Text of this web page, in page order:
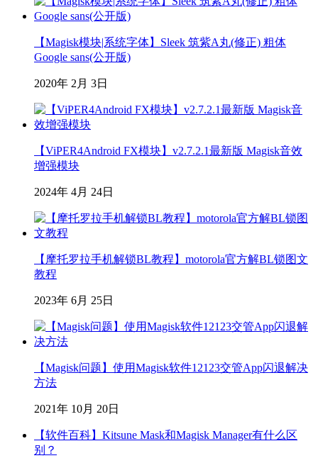
【Magisk模块|系统字体】Sleek 筑紫A丸(修正) 粗体
Google sans(公开版)
2020年 2月 3日
【ViPER4Android FX模块】v2.7.2.1最新版 Magisk音效
增强模块
2024年 4月 24日
【摩托罗拉手机解锁BL教程】motorola官方解BL锁图文
教程
2023年 6月 25日
【Magisk问题】使用Magisk软件12123交管App闪退解决
方法
2021年 10月 20日
【软件百科】Kitsune Mask和Magisk Manager有什么区
别？